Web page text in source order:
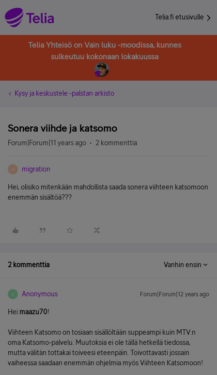
Telia.fi etusivulle
Telia Yhteisö on Vain luku -moodissa, kunnes
sulkeutuu kokonaan lokakuussa
Kysy ja keskustele -palstan arkisto
Sonera viihde ja katsomo
Forum|Forum|11 years ago 2 kommenttia
M migration
Hei, olisiko mitenkään mahdollista saada sonera viihteen katsomoon
enemmän sisältöä???
2 kommenttia Vanhin ensin
A Anonymous Forum|Forum|12 years ago
Hei maazu70!
Viihteen Katsomo on tosiaan sisällöltään suppeampi kuin MTV:n
oma Katsomo-palvelu. Muutoksia ei ole tällä hetkellä tiedossa,
mutta välitän tottakai toiveesi eteenpäin. Toivottavasti jossain
vaiheessa saadaan enemmän ohjelmia myös Viihteen Katsomoon!